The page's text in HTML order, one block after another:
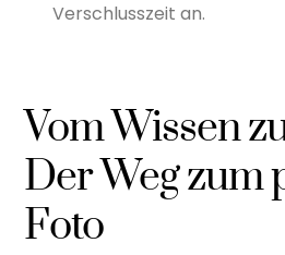
Verschlusszeit an.
Vom Wissen
Der Weg zum
Foto